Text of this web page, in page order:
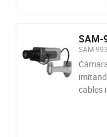
SAM-
SAM-
cables